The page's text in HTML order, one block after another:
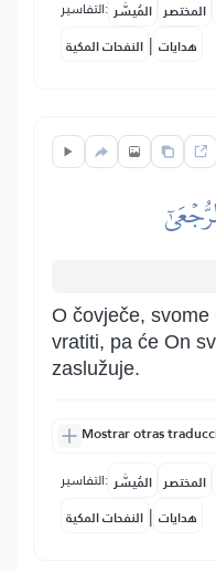
التفاسير: المُيسَّر المختصر
النفحات المكية | هدايات
O čovječe,
vratiti, pa će On
zaslužuje.
Mostrar otras
التفاسير: المُيسَّر المختصر
النفحات المكية | هدايات